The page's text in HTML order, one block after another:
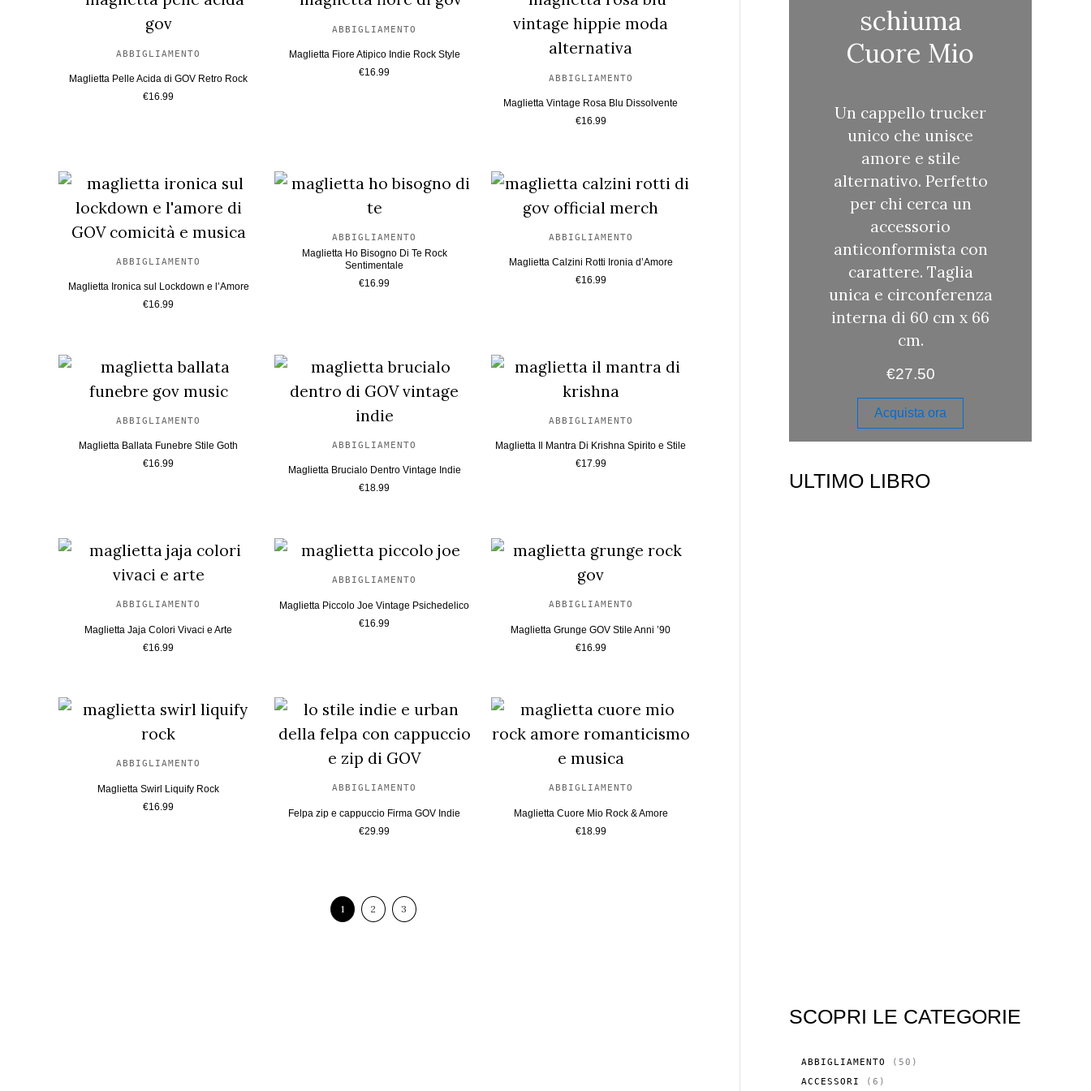
recente
ABBIGLIAMENTO
Maglietta Pelle Acida di GOV Retro Rock
€16.99
ABBIGLIAMENTO
Maglietta Fiore Atipico Indie Rock Style
€16.99 ABBIGLIAMENTO
Maglietta Vintage Rosa Blu Dissolvente
€16.99
ABBIGLIAMENTO
Maglietta Ironica sul Lockdown e l’Amore
€16.99
ABBIGLIAMENTO
Maglietta Ho Bisogno Di Te Rock
Sentimentale
€16.99
ABBIGLIAMENTO
Maglietta Calzini Rotti Ironia d’Amore
€16.99
ABBIGLIAMENTO
Maglietta Ballata Funebre Stile Goth
€16.99
ABBIGLIAMENTO
Maglietta Brucialo Dentro Vintage Indie
€18.99
ABBIGLIAMENTO
Maglietta Il Mantra Di Krishna Spirito e Stile
€17.99
ABBIGLIAMENTO
Maglietta Jaja Colori Vivaci e Arte
€16.99
ABBIGLIAMENTO
Maglietta Piccolo Joe Vintage Psichedelico
€16.99
ABBIGLIAMENTO
Maglietta Grunge GOV Stile Anni ’90
€16.99
ABBIGLIAMENTO
Maglietta Swirl Liquify Rock
€16.99
ABBIGLIAMENTO
Felpa zip e cappuccio Firma GOV Indie
€29.99
ABBIGLIAMENTO
Maglietta Cuore Mio Rock & Amore
€18.99
1 2 3
schiuma
Cuore Mio
Un cappello trucker
unico che unisce
amore e stile
alternativo. Perfetto
per chi cerca un
accessorio
anticonformista con
carattere. Taglia
unica e circonferenza
interna di 60 cm x 66
cm.
€27.50
Acquista ora
ULTIMO LIBRO
SCOPRI LE CATEGORIE
ABBIGLIAMENTO 50 5
ACCESSORI 6 6